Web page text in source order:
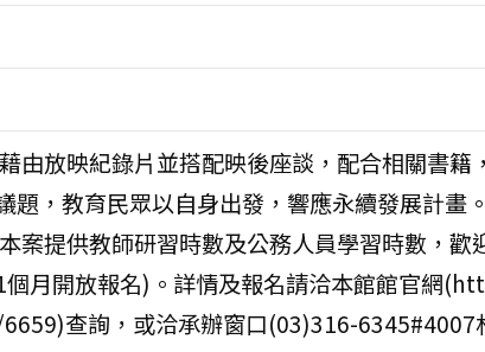
由放映紀錄片並搭配映後座談，配合相關書
題，教育民眾以自身出發，響應永續發展計畫。
案提供教師研習時數及公務人員學習時數，
個月開放報名)。詳情及報名請洽本館館官
查詢，或洽承辦窗口(03)316-6345#4007